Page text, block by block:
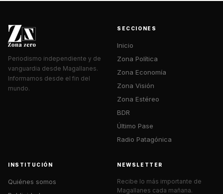
Periodismo independiente y de
vanguardia desde Magallanes.
Informamos desde el fin del
mundo.
SECCIONES
Inicio
Zona Política
Zona Economía
Zona Visión
Zona Estéreo
BDR
Último Pase
Radio Patagónica
INSTITUCIÓN
Quiénes somos
NEWSLETTER
Recibe lo más importante de
Magallanes cada mañana.